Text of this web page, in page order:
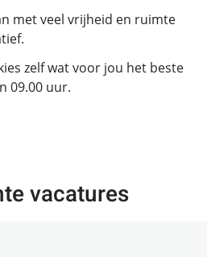
met veel vrijheid en ruimte
zelf wat voor jou het beste
09.00 uur.
vacatures